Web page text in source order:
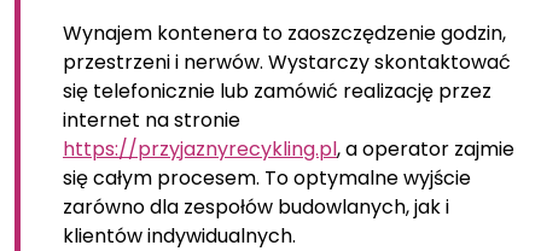
Wynajem kontenera to zaoszczędzenie godzin,
przestrzeni i nerwów. Wystarczy skontaktować
się telefonicznie lub zamówić realizację przez
internet na stronie
https://przyjaznyrecykling.pl, a operator zajmie
się całym procesem. To optymalne wyjście
zarówno dla zespołów budowlanych, jak i
klientów indywidualnych.